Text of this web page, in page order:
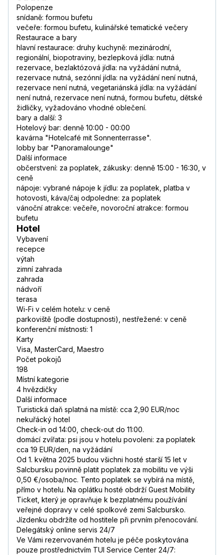
Polopenze
snídaně: formou bufetu
večeře: formou bufetu, kulinářské tematické večery
Restaurace a bary
hlavní restaurace: druhy kuchyně: mezinárodní,
regionální, biopotraviny, bezlepková jídla: nutná
rezervace, bezlaktózová jídla: na vyžádání nutná,
rezervace nutná, sezónní jídla: na vyžádání není nutná,
rezervace není nutná, vegetariánská jídla: na vyžádání
není nutná, rezervace není nutná, formou bufetu, dětské
židličky, vyžadováno vhodné oblečení.
bary a další: 3
Hotelový bar: denně 10:00 - 00:00
kavárna "Hotelcafé mit Sonnenterrasse".
lobby bar "Panoramalounge"
Další informace
občerstvení: za poplatek, zákusky: denně 15:00 - 16:30, v
ceně
nápoje: vybrané nápoje k jídlu: za poplatek, platba v
hotovosti, káva/čaj odpoledne: za poplatek
vánoční atrakce: večeře, novoroční atrakce: formou
bufetu
Hotel
Vybavení
recepce
výtah
zimní zahrada
zahrada
nádvoří
terasa
Wi-Fi v celém hotelu: v ceně
parkoviště (podle dostupnosti), nestřežené: v ceně
konferenční místnosti: 1
Karty
Visa, MasterCard, Maestro
Počet pokojů
198
Místní kategorie
4 hvězdičky
Další informace
Turistická daň splatná na místě: cca 2,90 EUR/noc
nekuřácký hotel
Check-in od 14:00, check-out do 11:00.
domácí zvířata: psi jsou v hotelu povoleni: za poplatek
cca 19 EUR/den, na vyžádání
Od 1. května 2025 budou všichni hosté starší 15 let v
Salcbursku povinně platit poplatek za mobilitu ve výši
0,50 €/osoba/noc. Tento poplatek se vybírá na místě,
přímo v hotelu. Na oplátku hosté obdrží Guest Mobility
Ticket, který je opravňuje k bezplatnému používání
veřejné dopravy v celé spolkové zemi Salcbursko.
Jízdenku obdržíte od hostitele při prvním přenocování.
Delegátský online servis 24/7
Ve Vámi rezervovaném hotelu je péče poskytována
pouze prostřednictvím TUI Service Center 24/7: